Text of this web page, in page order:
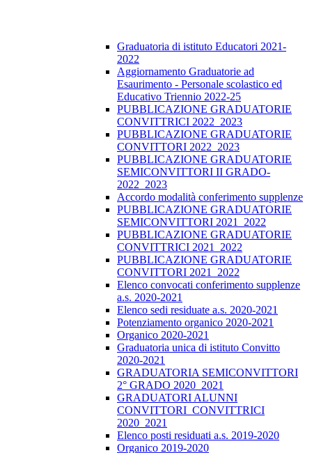
Graduatoria di istituto Educatori 2021-
2022
Aggiornamento Graduatorie ad
Esaurimento - Personale scolastico ed
Educativo Triennio 2022-25
PUBBLICAZIONE GRADUATORIE
CONVITTRICI 2022_2023
PUBBLICAZIONE GRADUATORIE
CONVITTORI 2022_2023
PUBBLICAZIONE GRADUATORIE
SEMICONVITTORI II GRADO-
2022_2023
Accordo modalità conferimento supplenze
PUBBLICAZIONE GRADUATORIE
SEMICONVITTORI 2021_2022
PUBBLICAZIONE GRADUATORIE
CONVITTRICI 2021_2022
PUBBLICAZIONE GRADUATORIE
CONVITTORI 2021_2022
Elenco convocati conferimento supplenze
a.s. 2020-2021
Elenco sedi residuate a.s. 2020-2021
Potenziamento organico 2020-2021
Organico 2020-2021
Graduatoria unica di istituto Convitto
2020-2021
GRADUATORIA SEMICONVITTORI
2° GRADO 2020_2021
GRADUATORI ALUNNI
CONVITTORI_CONVITTRICI
2020_2021
Elenco posti residuati a.s. 2019-2020
Organico 2019-2020